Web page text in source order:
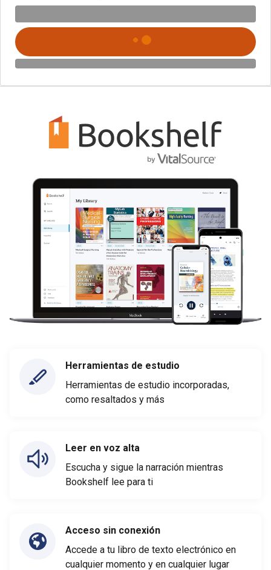
Herramientas de estudio
Herramientas de estudio incorporadas,
como resaltados y más
Leer en voz alta
Escucha y sigue la narración mientras
Bookshelf lee para ti
Acceso sin conexión
Accede a tu libro de texto electrónico en
cualquier momento y en cualquier lugar